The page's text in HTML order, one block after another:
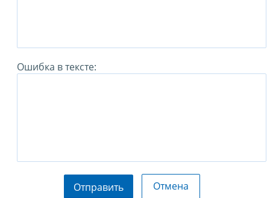
Ошибка в тексте:
Отправить Отмена